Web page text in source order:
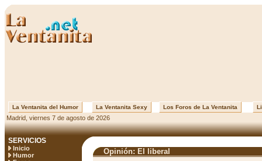
La Ventanita del Humor La Ventanita Sexy Los Foros de La Ventanita
Madrid, viernes 7 de agosto de 2026
SERVICIOS
Inicio
Humor
Opinión: El liberal